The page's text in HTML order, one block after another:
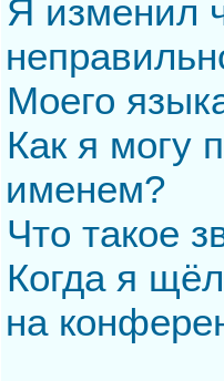
Я изменил
Моего
Как я могу
именем?
Что такое
Когда я
на